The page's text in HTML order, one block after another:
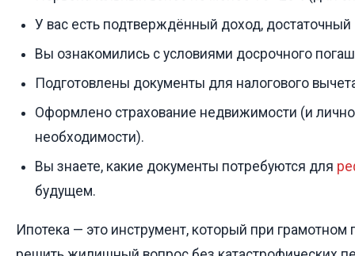
У вас есть подтверждённый доход,
Вы ознакомились с условиями досрочного
Подготовлены документы для налогового
Оформлено страхование недвижимости (и
необходимости).
Вы знаете, какие документы потребуются для
будущем.
Ипотека — это инструмент, который при грамотном